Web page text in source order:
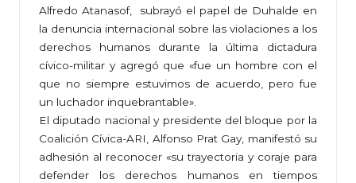
Alfredo Atanasof, subrayó el papel de Duhalde en
la denuncia internacional sobre las violaciones a los
derechos humanos durante la última dictadura
cívico-militar y agregó que «fue un hombre con el
que no siempre estuvimos de acuerdo, pero fue
un luchador inquebrantable».
El diputado nacional y presidente del bloque por la
Coalición Cívica-ARI, Alfonso Prat Gay, manifestó su
adhesión al reconocer «su trayectoria y coraje para
defender los derechos humanos en tiempos